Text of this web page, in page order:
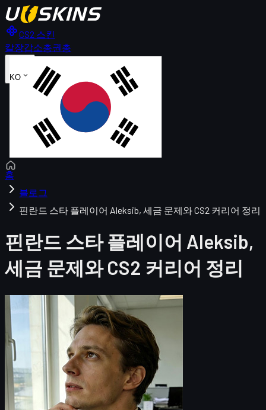
CS2 스킨
칼장갑소총권총
KO
홈
블로그
핀란드 스타 플레이어 Aleksib, 세금 문제와 CS2 커리어 정리
핀란드 스타 플레이어 Aleksib,
세금 문제와 CS2 커리어 정리